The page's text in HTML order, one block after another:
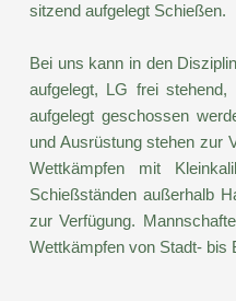
sitzend aufgelegt Schießen.
Bei uns kann in den
aufgelegt, LG frei
aufgelegt geschossen
und Ausrüstung stehen zur
Wettkämpfen mit
Schießständen außerhalb
zur Verfügung.
Wettkämpfen von Stadt- bis